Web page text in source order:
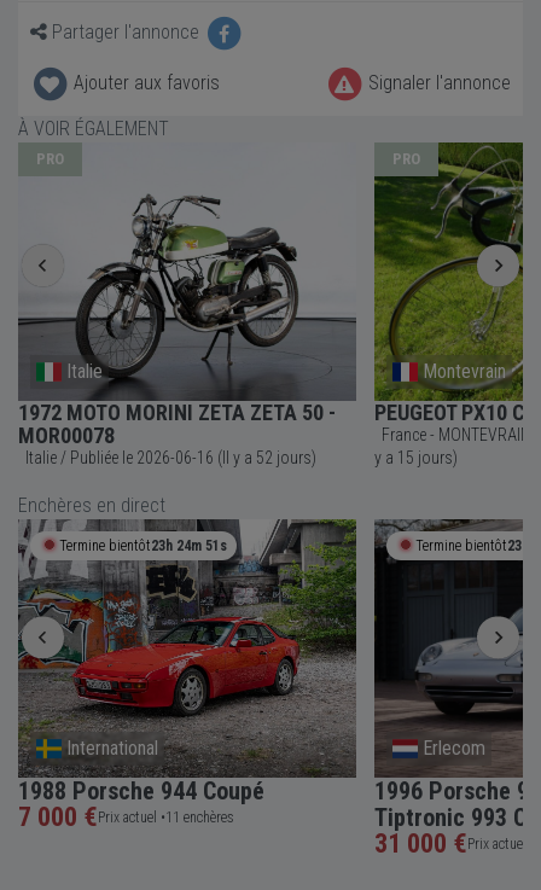
Partager l'annonce
Ajouter aux favoris
Signaler l'annonce
À VOIR ÉGALEMENT
PRO
Italie
1972 MOTO MORINI ZETA ZETA 50 -
MOR00078
Italie / Publiée le 2026-06-16 (Il y a 52 jours)
PRO
Montevrain
PEUGEOT PX10
France - MONTEVRAIN / Publiée le 2026-07-23 (Il
y a 15 jours)
Enchères en direct
Termine bientôt23h 24m 50s
International
1988 Porsche 944 Coupé
7 000 € Prix actuel •11 enchères
Termine bientôt23h
Erlecom
1996 Porsche
Tiptronic 993
31 000 € Prix actuel •